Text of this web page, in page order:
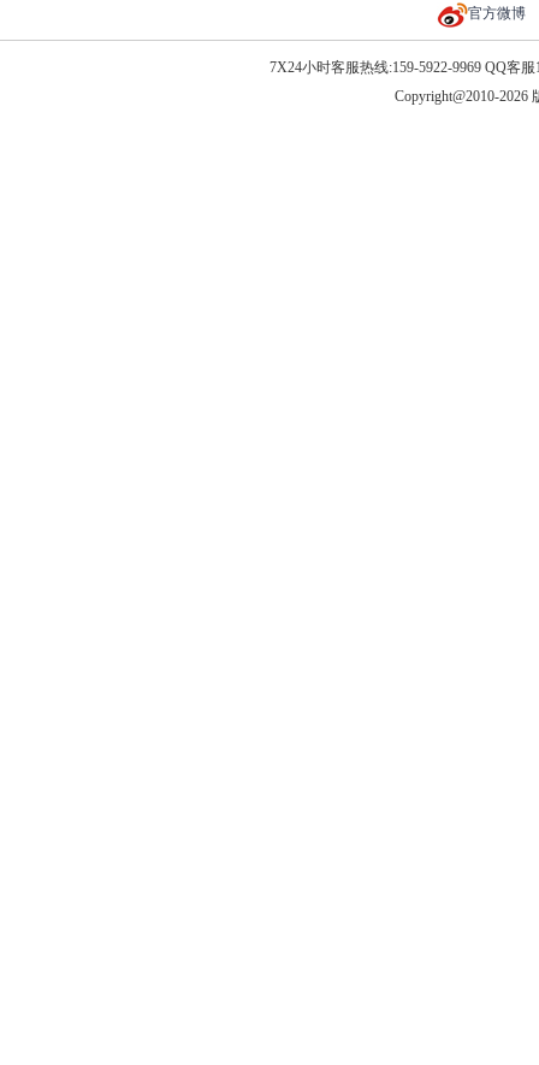
官方微博
7X24小时客服热线:159-5922-9969 QQ客服
Copyright@2010-2026